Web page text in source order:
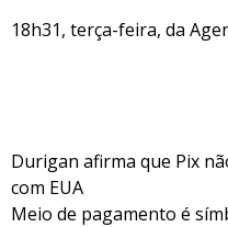
18h31, terça-feira, da
Durigan afirma que Pix
com EUA
Meio de pagamento é